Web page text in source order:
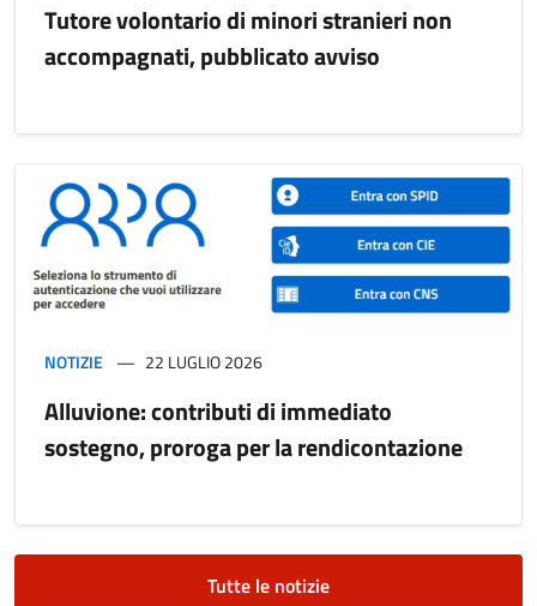
Tutore volontario di minori stranieri non
accompagnati, pubblicato avviso
NOTIZIE 22 LUGLIO 2026
Alluvione: contributi di immediato
sostegno, proroga per la rendicontazione
Tutte le notizie